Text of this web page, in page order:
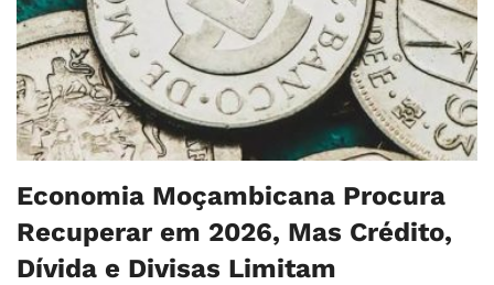
Economia Moçambicana Procura
Recuperar em 2026, Mas Crédito,
Dívida e Divisas Limitam